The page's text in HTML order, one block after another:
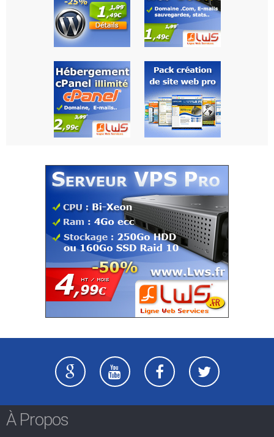
À Propos